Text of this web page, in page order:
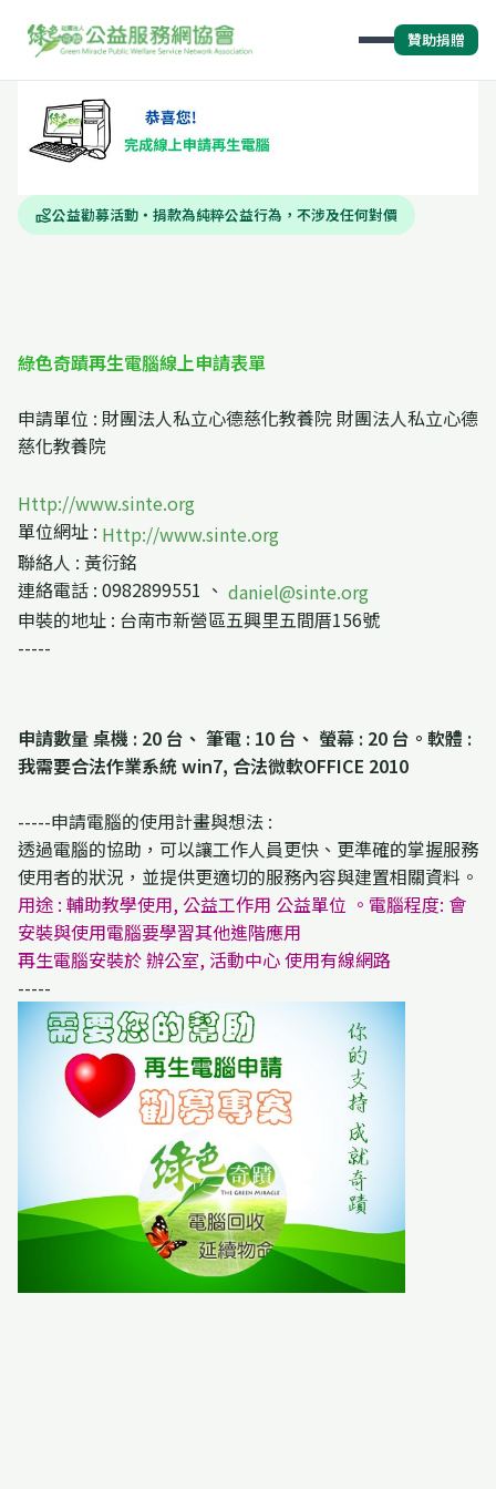
贊助捐贈
volunteer_activism公益勸募活動・捐款為純粹公益行為，不涉及任何對價
綠色奇蹟再生電腦線上申請表單
申請單位 : 財團法人私立心德慈化教養院 財團法人私立心德
慈化教養院
Http://www.sinte.org
單位網址 : Http://www.sinte.org
聯絡人 : 黃衍銘
連絡電話 : 0982899551 、 daniel@sinte.org
申裝的地址 : 台南市新營區五興里五間厝156號
-----
申請數量 桌機 : 20 台、 筆電 : 10 台、 螢幕 : 20 台。軟體 :
我需要合法作業系統 win7, 合法微軟OFFICE 2010
-----申請電腦的使用計畫與想法 :
透過電腦的協助，可以讓工作人員更快、更準確的掌握服務
使用者的狀況，並提供更適切的服務內容與建置相關資料。
用途 : 輔助教學使用, 公益工作用 公益單位 。電腦程度: 會
安裝與使用電腦要學習其他進階應用
再生電腦安裝於 辦公室, 活動中心 使用有線網路
-----